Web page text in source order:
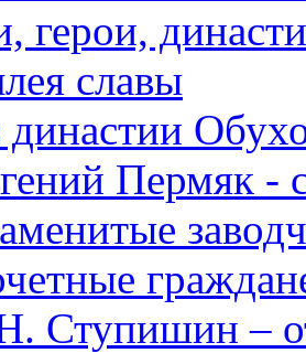
герои,
славы
династии
Пермяк -
Ступишин –